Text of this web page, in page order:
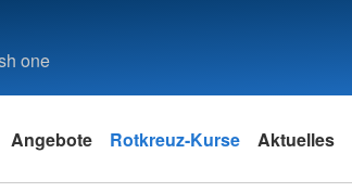
one
Angebote Rotkreuz-Kurse Aktuelles